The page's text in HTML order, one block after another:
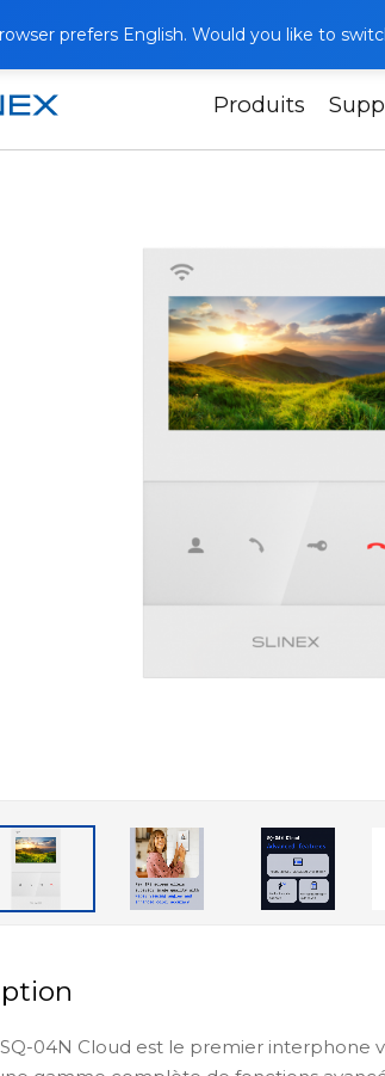
prefers English. Would you like to
Produits
Produits Interphones vidéo
SQ-04N Cloud est le premier interphone